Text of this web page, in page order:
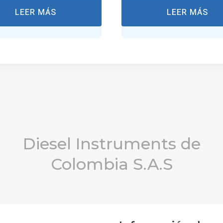
LEER MÁS LEER MÁS
Diesel Instruments de
Colombia S.A.S